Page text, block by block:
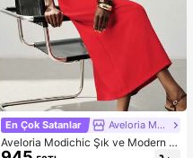
En Çok Satanlar Aveloria Modichic
Aveloria Modichic Şık ve Modern M
inimalist Kadın Uzun Elbise, Fransız